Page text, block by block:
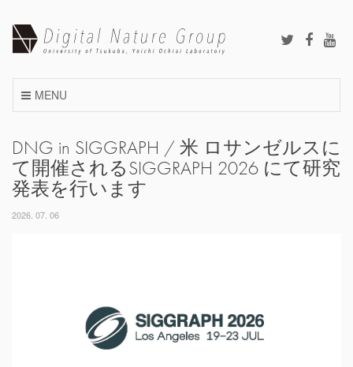
content
MENU
DNG in SIGGRAPH / 米 ロサンゼルスに
て開催されるSIGGRAPH 2026 にて研究
発表を行います
2026. 07. 06